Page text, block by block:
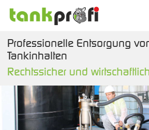
Professionelle Entsorgung
Tankinhalten
Rechtssicher und